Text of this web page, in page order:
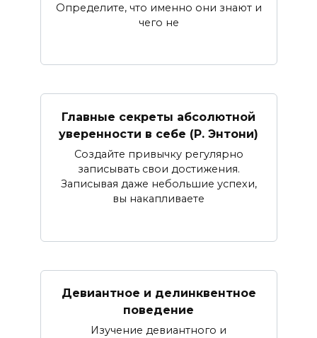
Определите, что именно они знают и
чего не
Главные секреты абсолютной
уверенности в себе (Р. Энтони)
Создайте привычку регулярно
записывать свои достижения.
Записывая даже небольшие успехи,
вы накапливаете
Девиантное и делинквентное
поведение
Изучение девиантного и